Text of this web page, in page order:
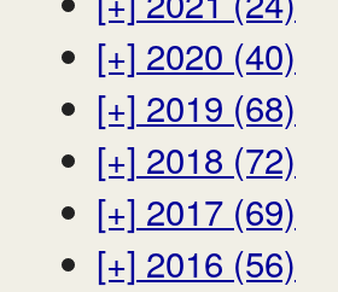
[+] 2020 (40)
[+] 2019 (68)
[+] 2018 (72)
[+] 2017 (69)
[+] 2016 (56)